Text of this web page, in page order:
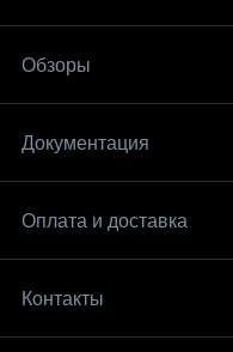
Обзоры
Документация
Оплата и доставка
Контакты